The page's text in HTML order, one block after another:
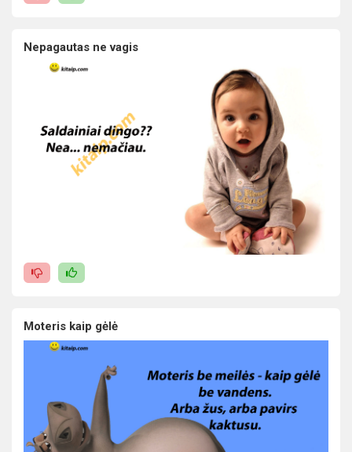
Nepagautas ne vagis
Moteris kaip gėlė